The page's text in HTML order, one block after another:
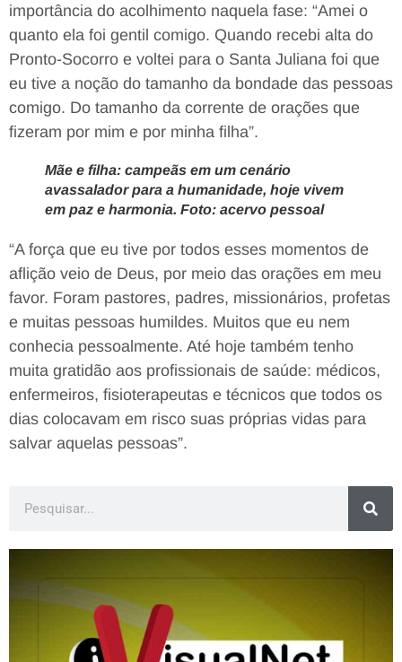
importância do acolhimento naquela fase: “Amei o
quanto ela foi gentil comigo. Quando recebi alta do
Pronto-Socorro e voltei para o Santa Juliana foi que
eu tive a noção do tamanho da bondade das pessoas
comigo. Do tamanho da corrente de orações que
fizeram por mim e por minha filha”.
Mãe e filha: campeãs em um cenário
avassalador para a humanidade, hoje vivem
em paz e harmonia. Foto: acervo pessoal
“A força que eu tive por todos esses momentos de
aflição veio de Deus, por meio das orações em meu
favor. Foram pastores, padres, missionários, profetas
e muitas pessoas humildes. Muitos que eu nem
conhecia pessoalmente. Até hoje também tenho
muita gratidão aos profissionais de saúde: médicos,
enfermeiros, fisioterapeutas e técnicos que todos os
dias colocavam em risco suas próprias vidas para
salvar aquelas pessoas”.